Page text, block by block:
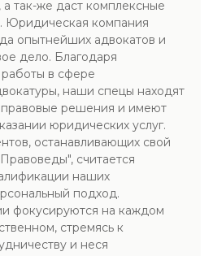
так-же даст комплексные
Юридическая компания
опытнейших адвокатов и
дело. Благодаря
в сфере
наши спецы находят
решения и имеют
юридических услуг.
останавливающих свой
считается
наших
подход.
фокусируются на каждом
стремясь к
и неся